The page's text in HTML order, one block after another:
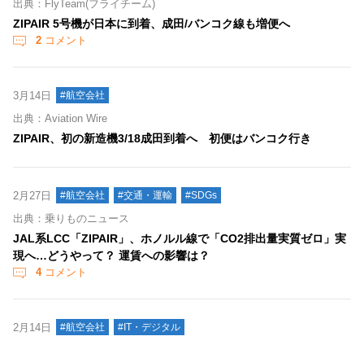
出典：FlyTeam(フライチーム)
ZIPAIR 5号機が日本に到着、成田/バンコク線も増便へ
2 コメント
3月14日 #航空会社
出典：Aviation Wire
ZIPAIR、初の新造機3/18成田到着へ 初便はバンコク行き
2月27日 #航空会社 #交通・運輸 #SDGs
出典：乗りものニュース
JAL系LCC「ZIPAIR」、ホノルル線で「CO2排出量実質ゼロ」実
現へ…どうやって？ 運賃への影響は？
4コメント
2月14日 #航空会社 #IT・デジタル